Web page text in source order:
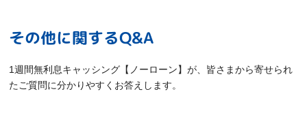
その他に関するQ&A
1週間無利息キャッシング【ノーローン】が、皆さまから寄せられ
たご質問に分かりやすくお答えします。